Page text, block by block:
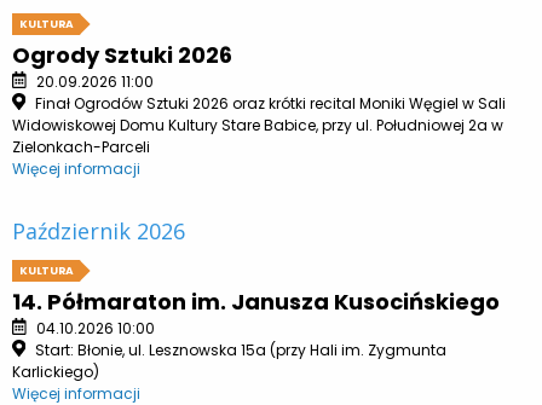
KULTURA
Ogrody Sztuki 2026
20.09.2026 11:00
Finał Ogrodów Sztuki 2026 oraz krótki recital Moniki Węgiel w Sali
Widowiskowej Domu Kultury Stare Babice, przy ul. Południowej 2a w
Zielonkach-Parceli
Więcej informacji
Październik 2026
KULTURA
14. Półmaraton im. Janusza Kusocińskiego
04.10.2026 10:00
Start: Błonie, ul. Lesznowska 15a (przy Hali im. Zygmunta
Karlickiego)
Więcej informacji